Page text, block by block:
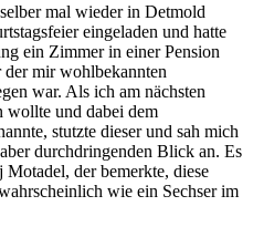
mal wieder in Detmold
eingeladen und hatte
ein Zimmer in einer Pension
der mir wohlbekannten
war. Als ich am nächsten
wollte und dabei dem
stutzte dieser und sah mich
durchdringenden Blick an. Es
der bemerkte, diese
wie ein Sechser im